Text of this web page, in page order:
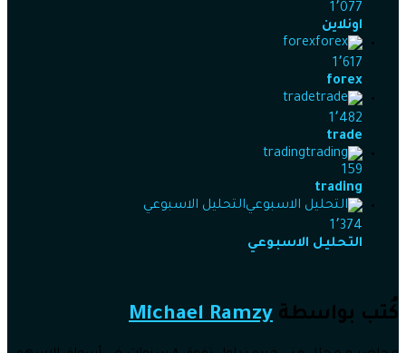
1٬077
اونلاين
forex
1٬617
forex
trade
1٬482
trade
trading
159
trading
التحليل الاسبوعي
1٬374
التحليل الاسبوعي
كُتب بواسطة Michael Ramzy